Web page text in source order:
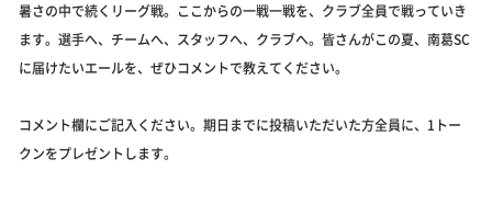
暑さの中で続くリーグ戦。ここからの一戦一戦を、クラブ全員で戦っていき
ます。選手へ、チームへ、スタッフへ、クラブへ。皆さんがこの夏、南葛SC
に届けたいエールを、ぜひコメントで教えてください。
コメント欄にご記入ください。期日までに投稿いただいた方全員に、1トー
クンをプレゼントします。